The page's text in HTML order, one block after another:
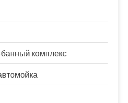
банный комплекс